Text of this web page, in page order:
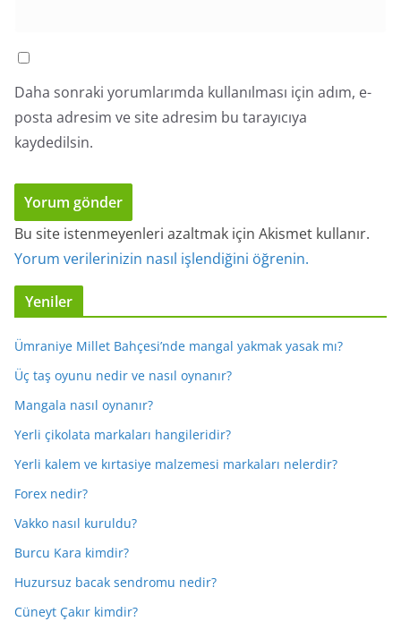
Daha sonraki yorumlarımda kullanılması için adım, e-
posta adresim ve site adresim bu tarayıcıya
kaydedilsin.
Bu site istenmeyenleri azaltmak için Akismet kullanır.
Yorum verilerinizin nasıl işlendiğini öğrenin.
Yeniler
Ümraniye Millet Bahçesi’nde mangal yakmak yasak mı?
Üç taş oyunu nedir ve nasıl oynanır?
Mangala nasıl oynanır?
Yerli çikolata markaları hangileridir?
Yerli kalem ve kırtasiye malzemesi markaları nelerdir?
Forex nedir?
Vakko nasıl kuruldu?
Burcu Kara kimdir?
Huzursuz bacak sendromu nedir?
Cüneyt Çakır kimdir?